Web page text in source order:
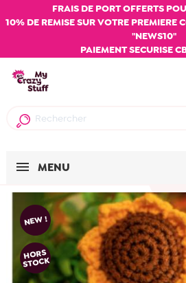
FRAIS DE PORT OFFERTS
10% DE REMISE SUR VOTRE PREMIERE
"NEWS10"
PAIEMENT SECURISE
MENU
NEW !
HORS
STOCK